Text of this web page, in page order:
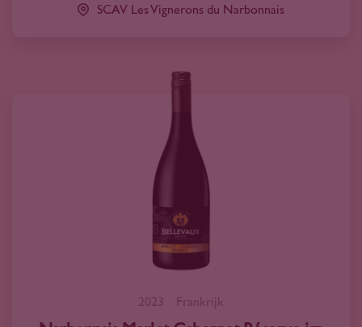
SCAV Les Vignerons du Narbonnais
2023 Frankrijk